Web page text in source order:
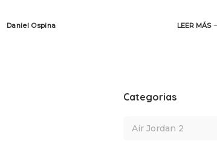
Posted
Daniel Ospina LEER MÁS
Categorias